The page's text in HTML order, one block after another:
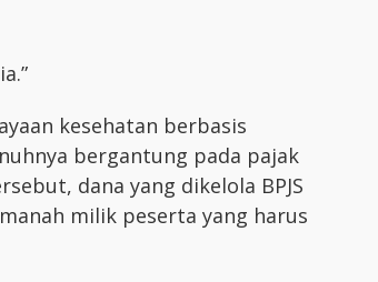
kesehatan berbasis
bergantung pada pajak
dana yang dikelola BPJS
milik peserta yang harus